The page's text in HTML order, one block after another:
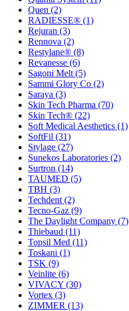
Quen (2)
RADIESSE® (1)
Rejuran (3)
Rennova (2)
Restylane® (8)
Revanesse (6)
Sagoni Melt (5)
Sammi Glory Co (2)
Saraya (3)
Skin Tech Pharma (70)
Skin Tech® (22)
Soft Medical Aesthetics (1)
SoftFil (31)
Stylage (27)
Sunekos Laboratories (2)
Surtron (14)
TAUMED (5)
TBH (3)
Techdent (2)
Tecno-Gaz (9)
The Daylight Company (7)
Thiebaud (11)
Topsil Med (11)
Toskani (1)
TSK (9)
Veinlite (6)
VIVACY (30)
Vortex (3)
ZIMMER (13)